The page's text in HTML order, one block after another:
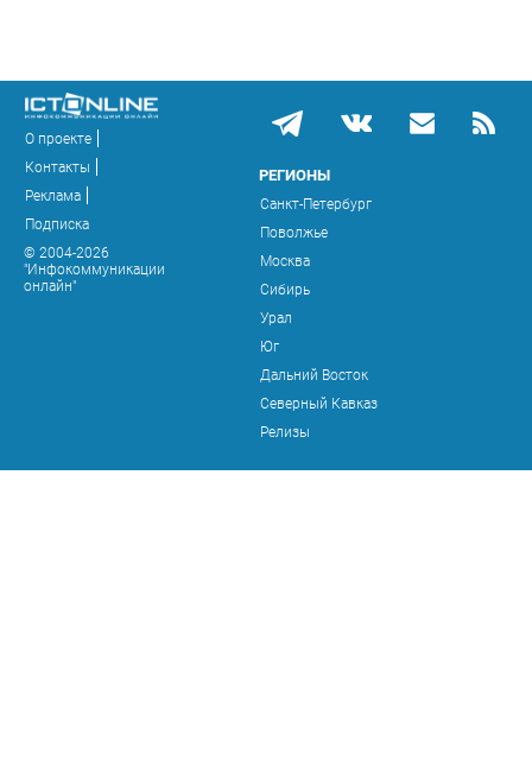
О проекте
Контакты
Реклама
Подписка
© 2004-2026
"Инфокоммуникации
онлайн"
РЕГИОНЫ
Санкт-Петербург
Поволжье
Москва
Сибирь
Урал
Юг
Дальний Восток
Северный Кавказ
Релизы